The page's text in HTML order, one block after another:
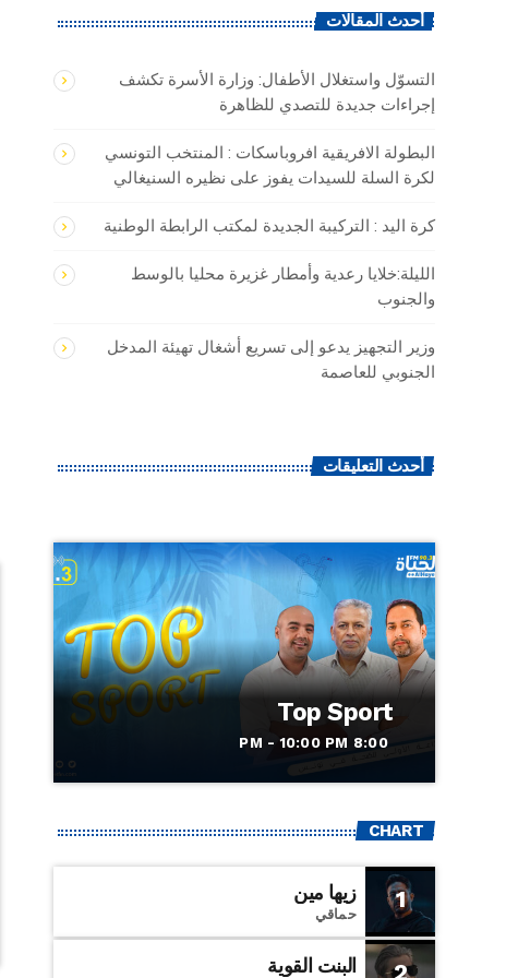
أحدث المقالات
التسوّل واستغلال الأطفال: وزارة الأسرة تكشف
إجراءات جديدة للتصدي للظاهرة
البطولة الافريقية افروباسكات : المنتخب التونسي
لكرة السلة للسيدات يفوز على نظيره السنيغالي
كرة اليد : التركيبة الجديدة لمكتب الرابطة الوطنية
الليلة:خلايا رعدية وأمطار غزيرة محليا بالوسط
والجنوب
وزير التجهيز يدعو إلى تسريع أشغال تهيئة المدخل
الجنوبي للعاصمة
أحدث التعليقات
Top Sport
8:00 PM - 10:00 PM
CHART
1 زيها مين
حماقي
2 البنت القوية